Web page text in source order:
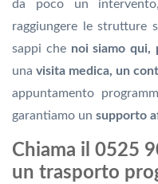
da poco un
raggiungere le strutture
sappi che noi siamo qui,
una visita medica, un
appuntamento
garantiamo un supporto
Chiama il 0525
un trasporto